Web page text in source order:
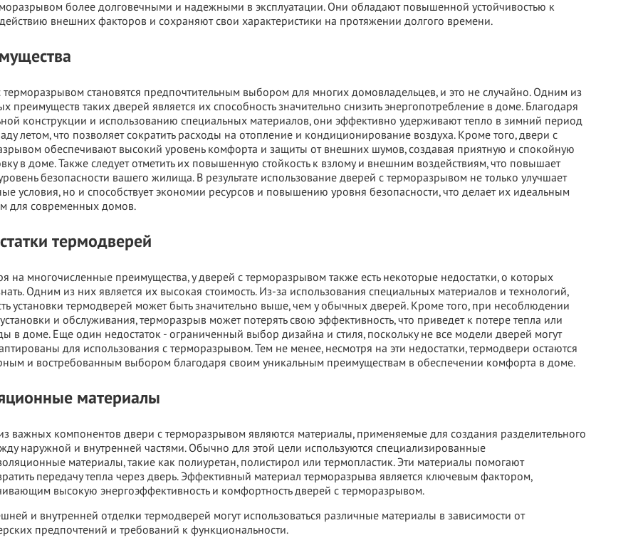
ДОСТАВКА ОТ 40
МКАД
Двери фабрики
Краснодеревщик по
выгодным ценам
ВЫЗВАТЬ ЗАМЕРЩИКА
более долговечными и надежными в эксплуатации. Они обладают повышенной устойчивостью к
внешних факторов и сохраняют свои характеристики на протяжении долгого времени.
становятся предпочтительным выбором для многих домовладельцев, и это не случайно. Одним из
преимуществ таких дверей является их способность значительно снизить энергопотребление в доме. Благодаря
конструкции и использованию специальных материалов, они эффективно удерживают тепло в зимний период
летом, что позволяет сократить расходы на отопление и кондиционирование воздуха. Кроме того, двери с
обеспечивают высокий уровень комфорта и защиты от внешних шумов, создавая приятную и спокойную
в доме. Также следует отметить их повышенную стойкость к взлому и внешним воздействиям, что повышает
безопасности вашего жилища. В результате использование дверей с терморазрывом не только улучшает
условия, но и способствует экономии ресурсов и повышению уровня безопасности, что делает их идеальным
для современных домов.
термодверей
на многочисленные преимущества, у дверей с терморазрывом также есть некоторые недостатки, о которых
Одним из них является их высокая стоимость. Из-за использования специальных материалов и технологий,
установки термодверей может быть значительно выше, чем у обычных дверей. Кроме того, при несоблюдении
и обслуживания, терморазрыв может потерять свою эффективность, что приведет к потере тепла или
в доме. Еще один недостаток - ограниченный выбор дизайна и стиля, поскольку не все модели дверей могут
для использования с терморазрывом. Тем не менее, несмотря на эти недостатки, термодвери остаются
и востребованным выбором благодаря своим уникальным преимуществам в обеспечении комфорта в доме.
материалы
важных компонентов двери с терморазрывом являются материалы, применяемые для создания разделительного
наружной и внутренней частями. Обычно для этой цели используются специализированные
материалы, такие как полиуретан, полистирол или термопластик. Эти материалы помогают
передачу тепла через дверь. Эффективный материал терморазрыва является ключевым фактором,
высокую энергоэффективность и комфортность дверей с терморазрывом.
и внутренней отделки термодверей могут использоваться различные материалы в зависимости от
предпочтений и требований к функциональности.